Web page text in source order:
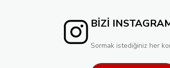
BİZİ
Sormak istediğiniz her